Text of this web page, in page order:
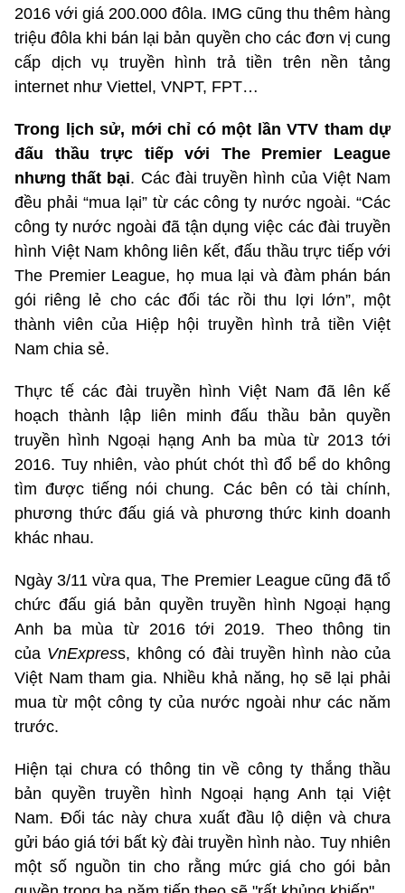
2016 với giá 200.000 đôla. IMG cũng thu thêm hàng
triệu đôla khi bán lại bản quyền cho các đơn vị cung
cấp dịch vụ truyền hình trả tiền trên nền tảng
internet như Viettel, VNPT, FPT…
Trong lịch sử, mới chỉ có một lần VTV tham dự
đấu thầu trực tiếp với The Premier League
nhưng thất bại. Các đài truyền hình của Việt Nam
đều phải “mua lại” từ các công ty nước ngoài. “Các
công ty nước ngoài đã tận dụng việc các đài truyền
hình Việt Nam không liên kết, đấu thầu trực tiếp với
The Premier League, họ mua lại và đàm phán bán
gói riêng lẻ cho các đối tác rồi thu lợi lớn”, một
thành viên của Hiệp hội truyền hình trả tiền Việt
Nam chia sẻ.
Thực tế các đài truyền hình Việt Nam đã lên kế
hoạch thành lập liên minh đấu thầu bản quyền
truyền hình Ngoại hạng Anh ba mùa từ 2013 tới
2016. Tuy nhiên, vào phút chót thì đổ bể do không
tìm được tiếng nói chung. Các bên có tài chính,
phương thức đấu giá và phương thức kinh doanh
khác nhau.
Ngày 3/11 vừa qua, The Premier League cũng đã tổ
chức đấu giá bản quyền truyền hình Ngoại hạng
Anh ba mùa từ 2016 tới 2019. Theo thông tin
của VnExpress, không có đài truyền hình nào của
Việt Nam tham gia. Nhiều khả năng, họ sẽ lại phải
mua từ một công ty của nước ngoài như các năm
trước.
Hiện tại chưa có thông tin về công ty thắng thầu
bản quyền truyền hình Ngoại hạng Anh tại Việt
Nam. Đối tác này chưa xuất đầu lộ diện và chưa
gửi báo giá tới bất kỳ đài truyền hình nào. Tuy nhiên
một số nguồn tin cho rằng mức giá cho gói bản